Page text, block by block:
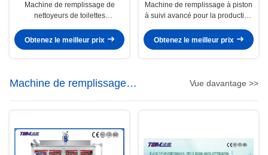
Machine de remplissage de
nettoyeurs de toilettes
pour le commerce de détail
Obtenez le meilleur prix
Machine de remplissage à piston
à suivi avancé pour la production
Obtenez le meilleur prix
Machine de remplissage
désinfectante
Vue davantage >>